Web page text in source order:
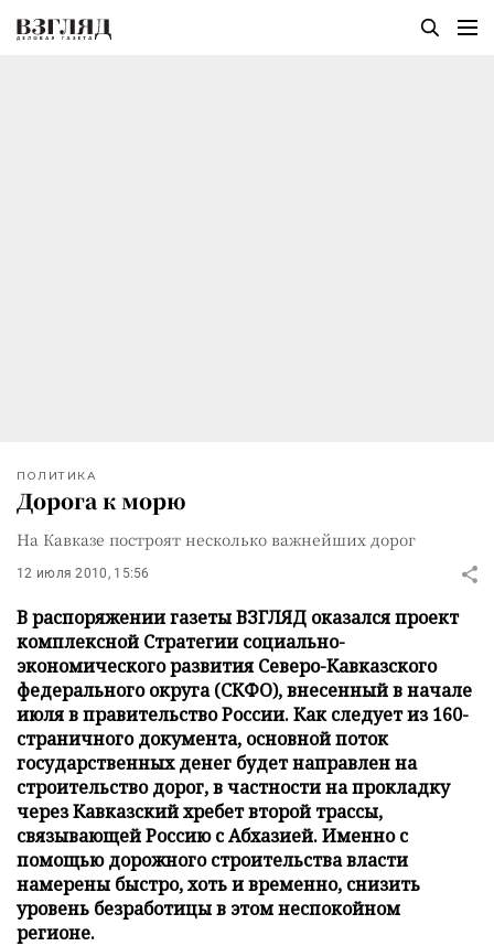
ПОЛИТИКА
Дорога к морю
На Кавказе построят несколько важнейших дорог
12 июля 2010, 15:56
В распоряжении газеты ВЗГЛЯД оказался проект
комплексной Стратегии социально-
экономического развития Северо-Кавказского
федерального округа (СКФО), внесенный в начале
июля в правительство России. Как следует из 160-
страничного документа, основной поток
государственных денег будет направлен на
строительство дорог, в частности на прокладку
через Кавказский хребет второй трассы,
связывающей Россию с Абхазией. Именно с
помощью дорожного строительства власти
намерены быстро, хоть и временно, снизить
уровень безработицы в этом неспокойном
регионе.